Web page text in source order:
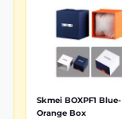
Skmei BOXPF1 Blue-
Orange Box